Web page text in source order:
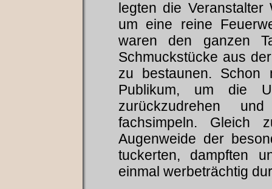
legten die
um eine reine
waren den ganzen
Schmuckstücke aus
zu bestaunen. Schon
Publikum, um die
zurückzudrehen
fachsimpeln. Gleich
Augenweide der
tuckerten, dampften
einmal werbeträchtig